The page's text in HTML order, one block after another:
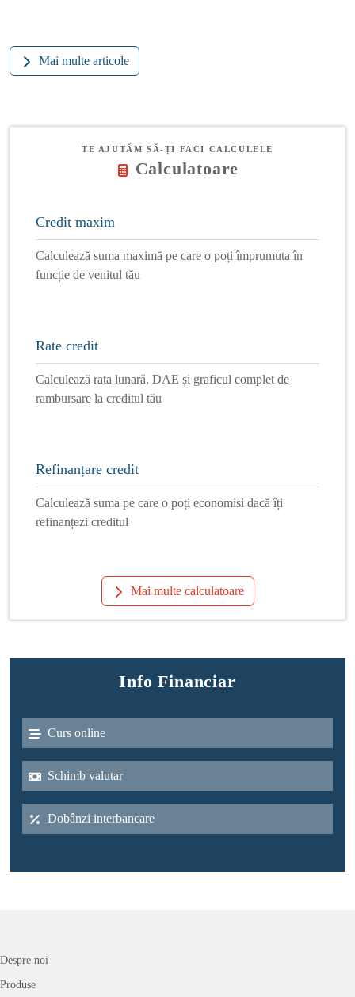
Mai multe articole
TE AJUTĂM SĂ-ȚI FACI CALCULELE
Calculatoare
Credit maxim
Calculează suma maximă pe care o poți împrumuta în
funcție de venitul tău
Rate credit
Calculează rata lunară, DAE și graficul complet de
rambursare la creditul tău
Refinanțare credit
Calculează suma pe care o poți economisi dacă îți
refinanțezi creditul
Mai multe calculatoare
Info Financiar
Curs online
Schimb valutar
Dobânzi interbancare
Despre noi
Produse